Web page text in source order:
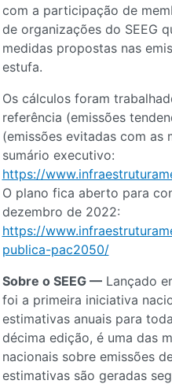
com a participação de
de organizações do SEEG
medidas propostas nas
estufa.
Os cálculos foram
referência (emissões
(emissões evitadas com as
sumário executivo:
https://
O plano fica aberto para
dezembro de 2022:
https://
publica-pac2050/
Sobre o SEEG —Lançado
foi a primeira iniciativa
estimativas anuais para
décima edição, é uma das
nacionais sobre emissões
estimativas são geradas